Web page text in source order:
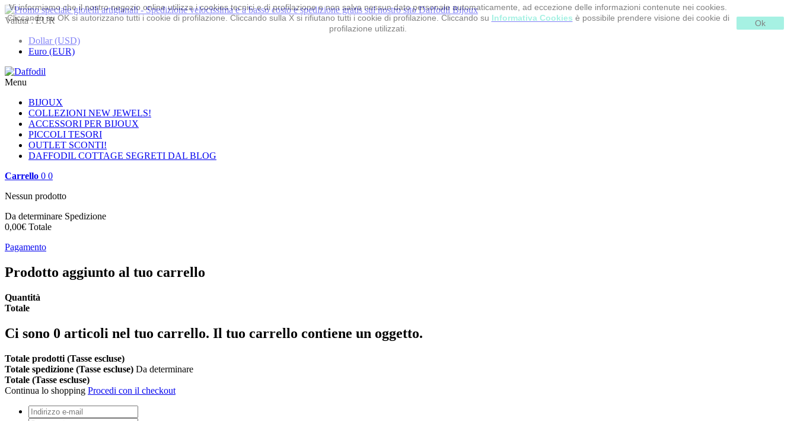
Valuta : EUR
Dollar (USD)
Euro (EUR)
Menu
BIJOUX
COLLEZIONI NEW JEWELS!
ACCESSORI PER BIJOUX
PICCOLI TESORI
OUTLET SCONTI!
DAFFODIL COTTAGE SEGRETI DAL BLOG
Carrello 0 0
Nessun prodotto
Da determinare Spedizione
0,00€ Totale
Pagamento
Prodotto aggiunto al tuo carrello
Quantità
Totale
Ci sono 0 articoli nel tuo carrello. Il tuo carrello contiene un oggetto.
Totale prodotti (Tasse escluse)
Totale spedizione (Tasse escluse) Da determinare
Totale (Tasse escluse)
Continua lo shopping Procedi con il checkout
Vi informiamo che il nostro negozio online utilizza i cookies tecnici e di profilazione e non salva nessun dato personale automaticamente, ad eccezione delle informazioni contenute nei cookies.
Cliccando su OK si autorizzano tutti i cookie di profilazione. Cliccando sulla X si rifiutano tutti i cookie di profilazione. Cliccando su Informativa Cookies è possibile prendere visione dei cookie di
profilazione utilizzati.
Ok